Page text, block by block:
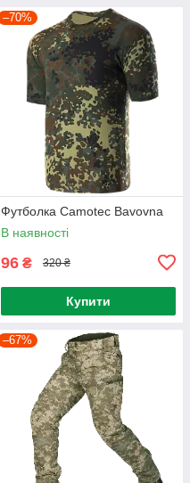
–70%
Футболка Camotec Bavovna
В наявності
96 ₴ 320 ₴
Купити
–67%